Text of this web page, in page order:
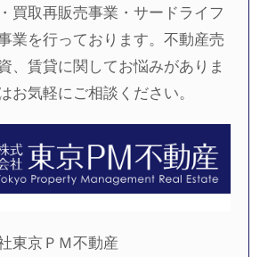
買取再販売事業・サードライフ
業を行っております。不動産売
、賃貸に関してお悩みがありま
お気軽にご相談ください。
東京ＰＭ不動産